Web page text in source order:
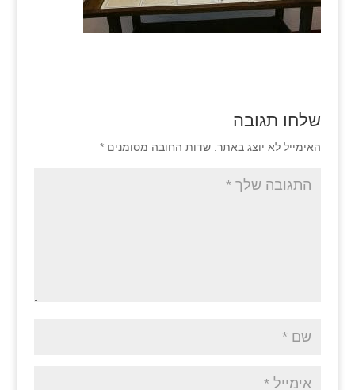
שלחו תגובה
האימייל לא יוצג באתר. שדות החובה מסומנים *